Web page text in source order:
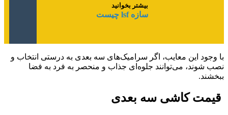
بیشتر بخوانید
سازه lsf چیست
با وجود این معایب، اگر سرامیک‌های سه‌ بعدی به‌ درستی انتخاب و
نصب شوند، می‌توانند جلوه‌ای جذاب و منحصر به فرد به فضا
ببخشند.
قیمت کاشی سه بعدی